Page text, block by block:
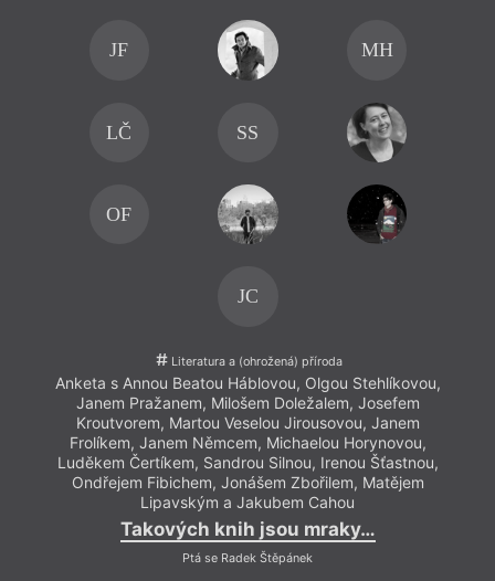
JF MH
LČ SS
OF
JC
Literatura a (ohrožená) příroda
Anketa s Annou Beatou Háblovou, Olgou Stehlíkovou,
Janem Pražanem, Milošem Doležalem, Josefem
Kroutvorem, Martou Veselou Jirousovou, Janem
Frolíkem, Janem Němcem, Michaelou Horynovou,
Luděkem Čertíkem, Sandrou Silnou, Irenou Šťastnou,
Ondřejem Fibichem, Jonášem Zbořilem, Matějem
Lipavským a Jakubem Cahou
Takových knih jsou mraky…
Ptá se Radek Štěpánek